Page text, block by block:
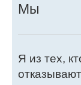
Мы
Я из тех,